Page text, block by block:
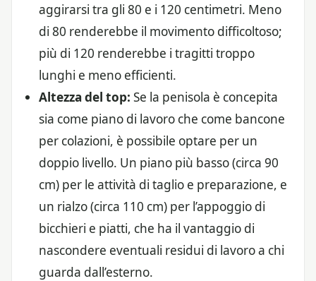
aggirarsi tra gli 80 e i 120 centimetri. Meno
di 80 renderebbe il movimento difficoltoso;
più di 120 renderebbe i tragitti troppo
lunghi e meno efficienti.
Altezza del top: Se la penisola è concepita
sia come piano di lavoro che come bancone
per colazioni, è possibile optare per un
doppio livello. Un piano più basso (circa 90
cm) per le attività di taglio e preparazione, e
un rialzo (circa 110 cm) per l’appoggio di
bicchieri e piatti, che ha il vantaggio di
nascondere eventuali residui di lavoro a chi
guarda dall’esterno.